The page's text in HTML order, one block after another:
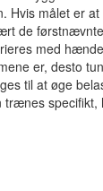
Hvis målet er
de
med
er, desto
til at øge
specifikt,